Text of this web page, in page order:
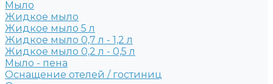
Мыло
Жидкое мыло
Жидкое мыло 5 л
Жидкое мыло 0,7 л - 1,2 л
Жидкое мыло 0,2 л - 0,5 л
Мыло - пена
Оснащение отелей / гостиниц